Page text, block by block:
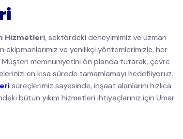
Hizmetleri, sektördeki deneyimimiz ve uzman
ve yenilikçi yöntemlerimizle, her
Müşteri memnuniyetini ön planda tutarak, çevre
en kısa sürede tamamlamayı hedefliyoruz.
süreçlerimiz sayesinde, inşaat alanlarını hızlıca
bütün yıkım hizmetleri ihtiyaçlarınız için Umar